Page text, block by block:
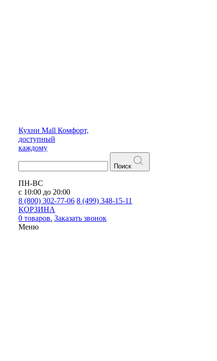
Кухни Mall Комфорт,
доступный
каждому
Поиск
ПН-ВС
с 10:00 до 20:00
8 (800) 302-77-06 8 (499) 348-15-11
КОРЗИНА
0 товаров. Заказать звонок
Меню